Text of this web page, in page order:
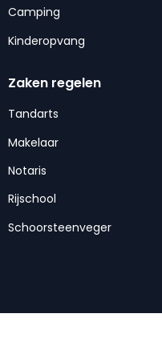
Camping
Kinderopvang
Zaken regelen
Tandarts
Makelaar
Notaris
Rijschool
Schoorsteenveger